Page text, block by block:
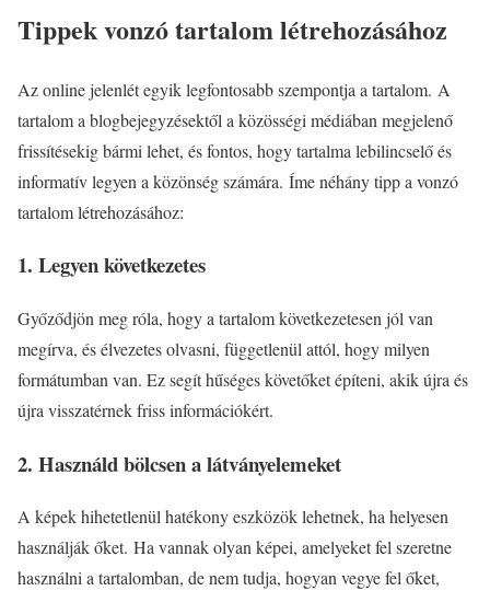
Tippek vonzó tartalom létrehozásához
Az online jelenlét egyik legfontosabb szempontja a tartalom. A
tartalom a blogbejegyzésektől a közösségi médiában megjelenő
frissítésekig bármi lehet, és fontos, hogy tartalma lebilincselő és
informatív legyen a közönség számára. Íme néhány tipp a vonzó
tartalom létrehozásához:
1. Legyen következetes
Győződjön meg róla, hogy a tartalom következetesen jól van
megírva, és élvezetes olvasni, függetlenül attól, hogy milyen
formátumban van. Ez segít hűséges követőket építeni, akik újra és
újra visszatérnek friss információkért.
2. Használd bölcsen a látványelemeket
A képek hihetetlenül hatékony eszközök lehetnek, ha helyesen
használják őket. Ha vannak olyan képei, amelyeket fel szeretne
használni a tartalomban, de nem tudja, hogyan vegye fel őket,